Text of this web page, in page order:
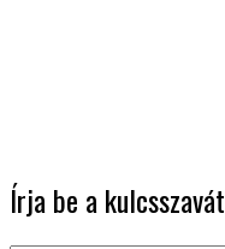
Írja be a kulcsszavát